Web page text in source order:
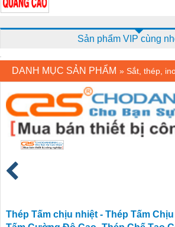
Sản phẩm VIP cùng
DANH MỤC SẢN PHẨM » Sắt, thép,
Thép Tấm chịu nhiệt - Thép Tấm